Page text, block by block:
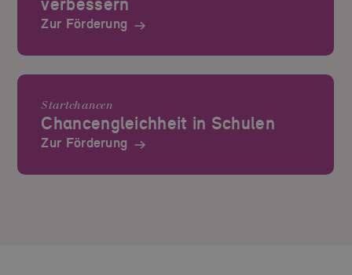
Zur Förderung
Startchancen
Chancengleichheit in Schulen
Zur Förderung